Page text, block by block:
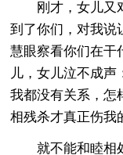
刚才，女儿又对
到了你们，对我说
慧眼察看你们在干
儿，女儿泣不成
我都没有关系，怎
相残杀才真正伤我
就不能和睦相处